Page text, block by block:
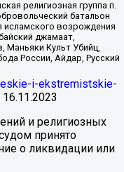
религиозная группа п.
батальон
возрождения
джамаат,
Маньяки Культ Убийц,
России, Айдар, Русский
i-ekstremistskie-
16.11.2023
и религиозных
принято
о ликвидации или